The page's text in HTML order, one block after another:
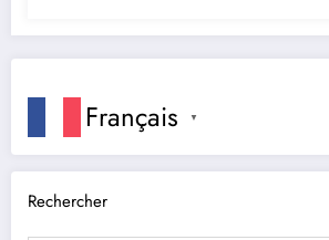
Français ▼
Rechercher